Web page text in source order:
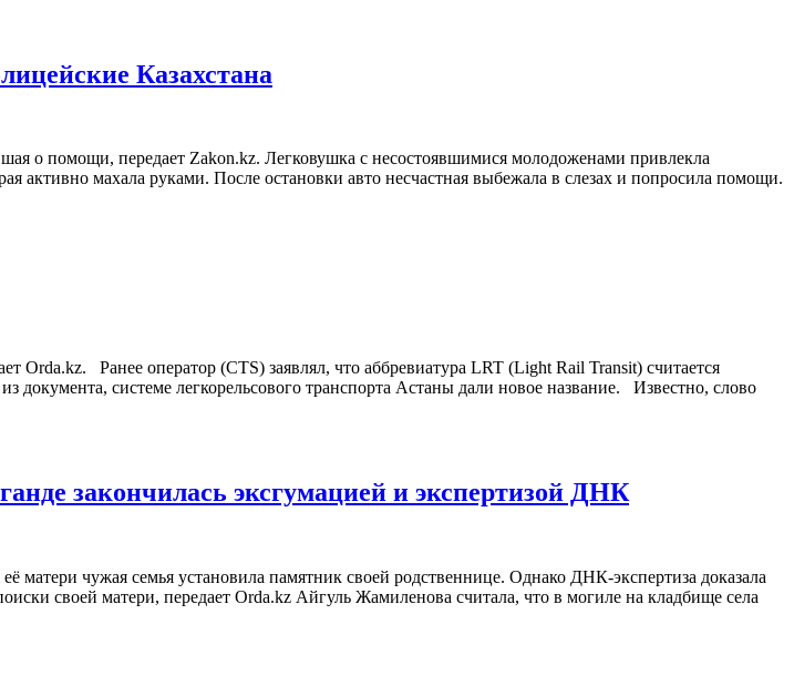
Казахстана
о помощи, передает Zakon.kz. Легковушка с несостоявшимися молодоженами привлекла
махала руками. После остановки авто несчастная выбежала в слезах и попросила помощи.
Orda.kz. Ранее оператор (CTS) заявлял, что аббревиатура LRT (Light Rail Transit) считается
системе легкорельсового транспорта Астаны дали новое название. Известно, слово
закончилась эксгумацией и экспертизой ДНК
матери чужая семья установила памятник своей родственнице. Однако ДНК-экспертиза доказала
своей матери, передает Orda.kz Айгуль Жамиленова считала, что в могиле на кладбище села